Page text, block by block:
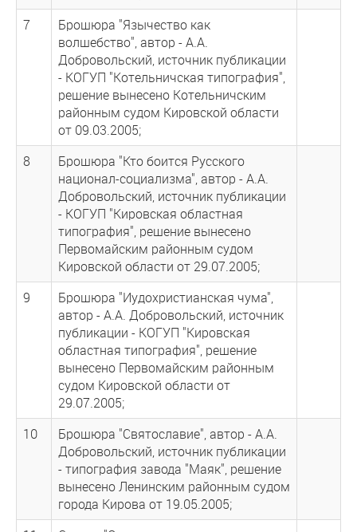
7
Брошюра "Язычество как
волшебство", автор - А.А.
Добровольский, источник публикации
- КОГУП "Котельничская типография",
решение вынесено Котельничским
районным судом Кировской области
от 09.03.2005;
8
Брошюра "Кто боится Русского
национал-социализма", автор - А.А.
Добровольский, источник публикации
- КОГУП "Кировская областная
типография", решение вынесено
Первомайским районным судом
Кировской области от 29.07.2005;
9
Брошюра "Иудохристианская чума",
автор - А.А. Добровольский, источник
публикации - КОГУП "Кировская
областная типография", решение
вынесено Первомайским районным
судом Кировской области от
29.07.2005;
10
Брошюра "Святославие", автор - А.А.
Добровольский, источник публикации
- типография завода "Маяк", решение
вынесено Ленинским районным судом
города Кирова от 19.05.2005;